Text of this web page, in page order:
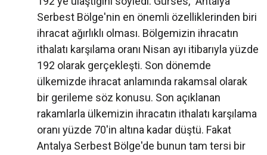
Serbest Bölge'nin en önemli özelliklerinden biri
ihracat ağırlıklı olması. Bölgemizin ihracatın
ithalatı karşılama oranı Nisan ayı itibarıyla yüzde
192 olarak gerçekleşti. Son dönemde
ülkemizde ihracat anlamında rakamsal olarak
bir gerileme söz konusu. Son açıklanan
rakamlarla ülkemizin ihracatın ithalatı karşılama
oranı yüzde 70'in altına kadar düştü. Fakat
Antalya Serbest Bölge'de bunun tam tersi bir